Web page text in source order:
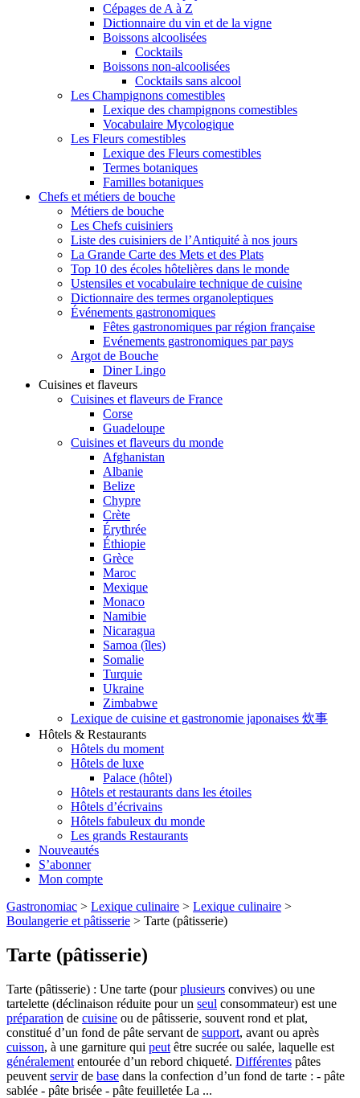
Cépages de A à Z
Dictionnaire du vin et de la vigne
Boissons alcoolisées
Cocktails
Boissons non-alcoolisées
Cocktails sans alcool
Les Champignons comestibles
Lexique des champignons comestibles
Vocabulaire Mycologique
Les Fleurs comestibles
Lexique des Fleurs comestibles
Termes botaniques
Familles botaniques
Chefs et métiers de bouche
Métiers de bouche
Les Chefs cuisiniers
Liste des cuisiniers de l’Antiquité à nos jours
La Grande Carte des Mets et des Plats
Top 10 des écoles hôtelières dans le monde
Ustensiles et vocabulaire technique de cuisine
Dictionnaire des termes organoleptiques
Événements gastronomiques
Fêtes gastronomiques par région française
Evénements gastronomiques par pays
Argot de Bouche
Diner Lingo
Cuisines et flaveurs
Cuisines et flaveurs de France
Corse
Guadeloupe
Cuisines et flaveurs du monde
Afghanistan
Albanie
Belize
Chypre
Crète
Érythrée
Éthiopie
Grèce
Maroc
Mexique
Monaco
Namibie
Nicaragua
Samoa (îles)
Somalie
Turquie
Ukraine
Zimbabwe
Lexique de cuisine et gastronomie japonaises 炊事
Hôtels & Restaurants
Hôtels du moment
Hôtels de luxe
Palace (hôtel)
Hôtels et restaurants dans les étoiles
Hôtels d’écrivains
Hôtels fabuleux du monde
Les grands Restaurants
Nouveautés
S’abonner
Mon compte
Gastronomiac > Lexique culinaire > Lexique culinaire >
Boulangerie et pâtisserie > Tarte (pâtisserie)
Tarte (pâtisserie)
Tarte (pâtisserie) : Une tarte (pourplusieurs convives) ou une
tartelette (déclinaison réduite pour un seul consommateur) est une
préparation de cuisine ou de pâtisserie, souvent rond et plat,
constitué d’un fond de pâte servant de support, avant ou après
cuisson, à une garniture qui peut être sucrée ou salée, laquelle est
généralement entourée d’un rebord chiqueté. Différentes pâtes
peuvent servirde base dans la confection d’un fond de tarte : - pâte
sablée - pâte brisée - pâte feuilletée La ...